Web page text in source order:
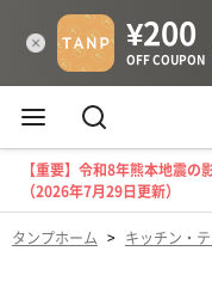
【重要】令和8年熊本地震
（2026年7月29日更新）
タンプホーム > キッチン・